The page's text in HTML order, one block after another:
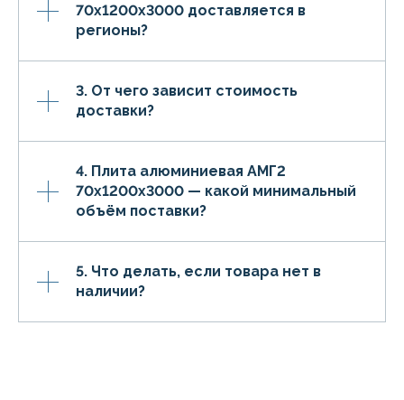
70х1200х3000 доставляется в
регионы?
3. От чего зависит стоимость
доставки?
4. Плита алюминиевая АМГ2
70х1200х3000 — какой минимальный
объём поставки?
5. Что делать, если товара нет в
наличии?